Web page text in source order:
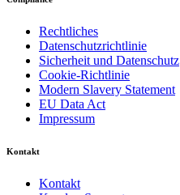
Rechtliches
Datenschutzrichtlinie
Sicherheit und Datenschutz
Cookie-Richtlinie
Modern Slavery Statement
EU Data Act
Impressum
Kontakt
Kontakt